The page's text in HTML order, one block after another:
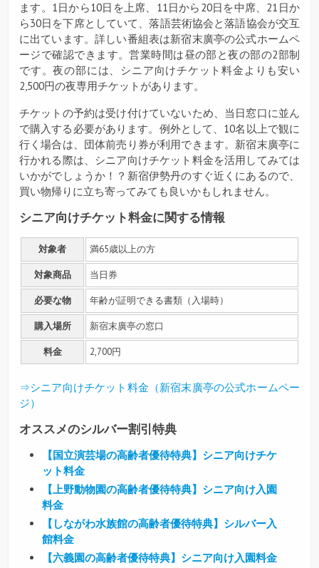
ます。1日から10日を上席、11日から20日を中席、21日か
ら30日を下席としていて、落語芸術協会と落語協会が交互
に出ています。詳しい番組表は新宿末廣亭の公式ホームペ
ージで確認できます。営業時間は昼の部と夜の部の2部制
です。夜の部には、シニア向けチケット料金よりも安い
2,500円の夜専用チケットがあります。
チケットの予約は受け付けていないため、当日窓口に並ん
で購入する必要があります。例外として、10名以上で観に
行く場合は、団体前売り券が利用できます。新宿末廣亭に
行かれる際は、シニア向けチケット料金を活用してみては
いかがでしょうか！？新宿伊勢丹のすぐ近くにあるので、
買い物帰りに立ち寄ってみても良いかもしれません。
シニア向けチケット料金に関する情報
対象者 満65歳以上の方
対象商品 当日券
必要な物 年齢が証明できる書類（入場時）
購入場所 新宿末廣亭の窓口
料金 2,700円
⇒シニア向けチケット料金（新宿末廣亭の公式ホームペー
ジ）
オススメのシルバー割引特典
【国立演芸場の高齢者優待特典】シニア向けチケ
ット料金
【上野動物園の高齢者優待特典】シニア向け入園
料金
【しながわ水族館の高齢者優待特典】シルバー入
館料金
【六義園の高齢者優待特典】シニア向け入園料金